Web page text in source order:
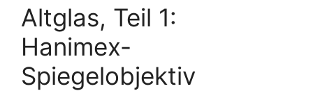
Altglas, Teil 1:
Hanimex-
Spiegelobjektiv